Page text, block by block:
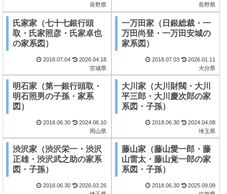
長野県
長野県
氏家家（七十七銀行頭
取・氏家照彦・氏家卓也
の家系図）
2018.07.04
2026.04.18
宮城県
一万田家（日銀総裁・一
万田尚登・一万田安城の
家系図）
2018.07.03
2026.01.11
大分県
明石家（第一銀行頭取・
明石照男の子孫・家系
図）
2018.06.30
2024.06.10
岡山県
大川家（大川財閥・大川
平三郎・大川慶次郎の家
系図・子孫）
2018.06.30
2024.04.08
埼玉県
渋沢家（渋沢栄一・渋沢
正雄・渋沢武之助の家系
図・子孫）
2018.06.30
2026.03.26
藤山家（藤山愛一郎・藤
山雷太・藤山覚一郎の家
系図・子孫）
2018.06.30
2025.09.09